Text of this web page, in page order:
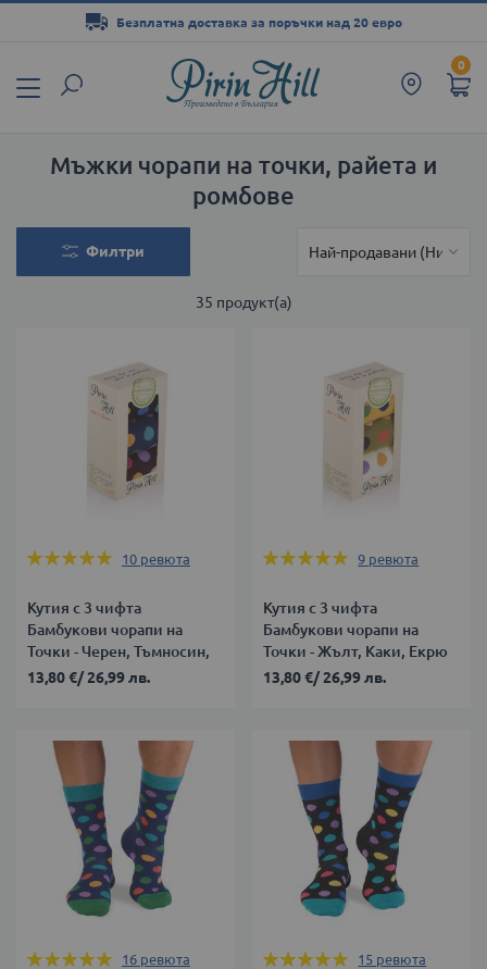
0
Безплатна доставка за поръчки над 20 евро
съдържанието
Мъжки чорапи на точки, райета и
ромбове
Филтри
35 продукт(а)
Оценка:
10 ревюта
Кутия с 3 чифта
Бамбукови чорапи на
Точки - Черен, Тъмносин,
Бордо
13,80 €/26,99 лв.
Оценка:
9 ревюта
Кутия с 3 чифта
Бамбукови чорапи на
Точки - Жълт, Каки, Екрю
13,80 €/26,99 лв.
Оценка:
16 ревюта
Оценка:
15 ревюта